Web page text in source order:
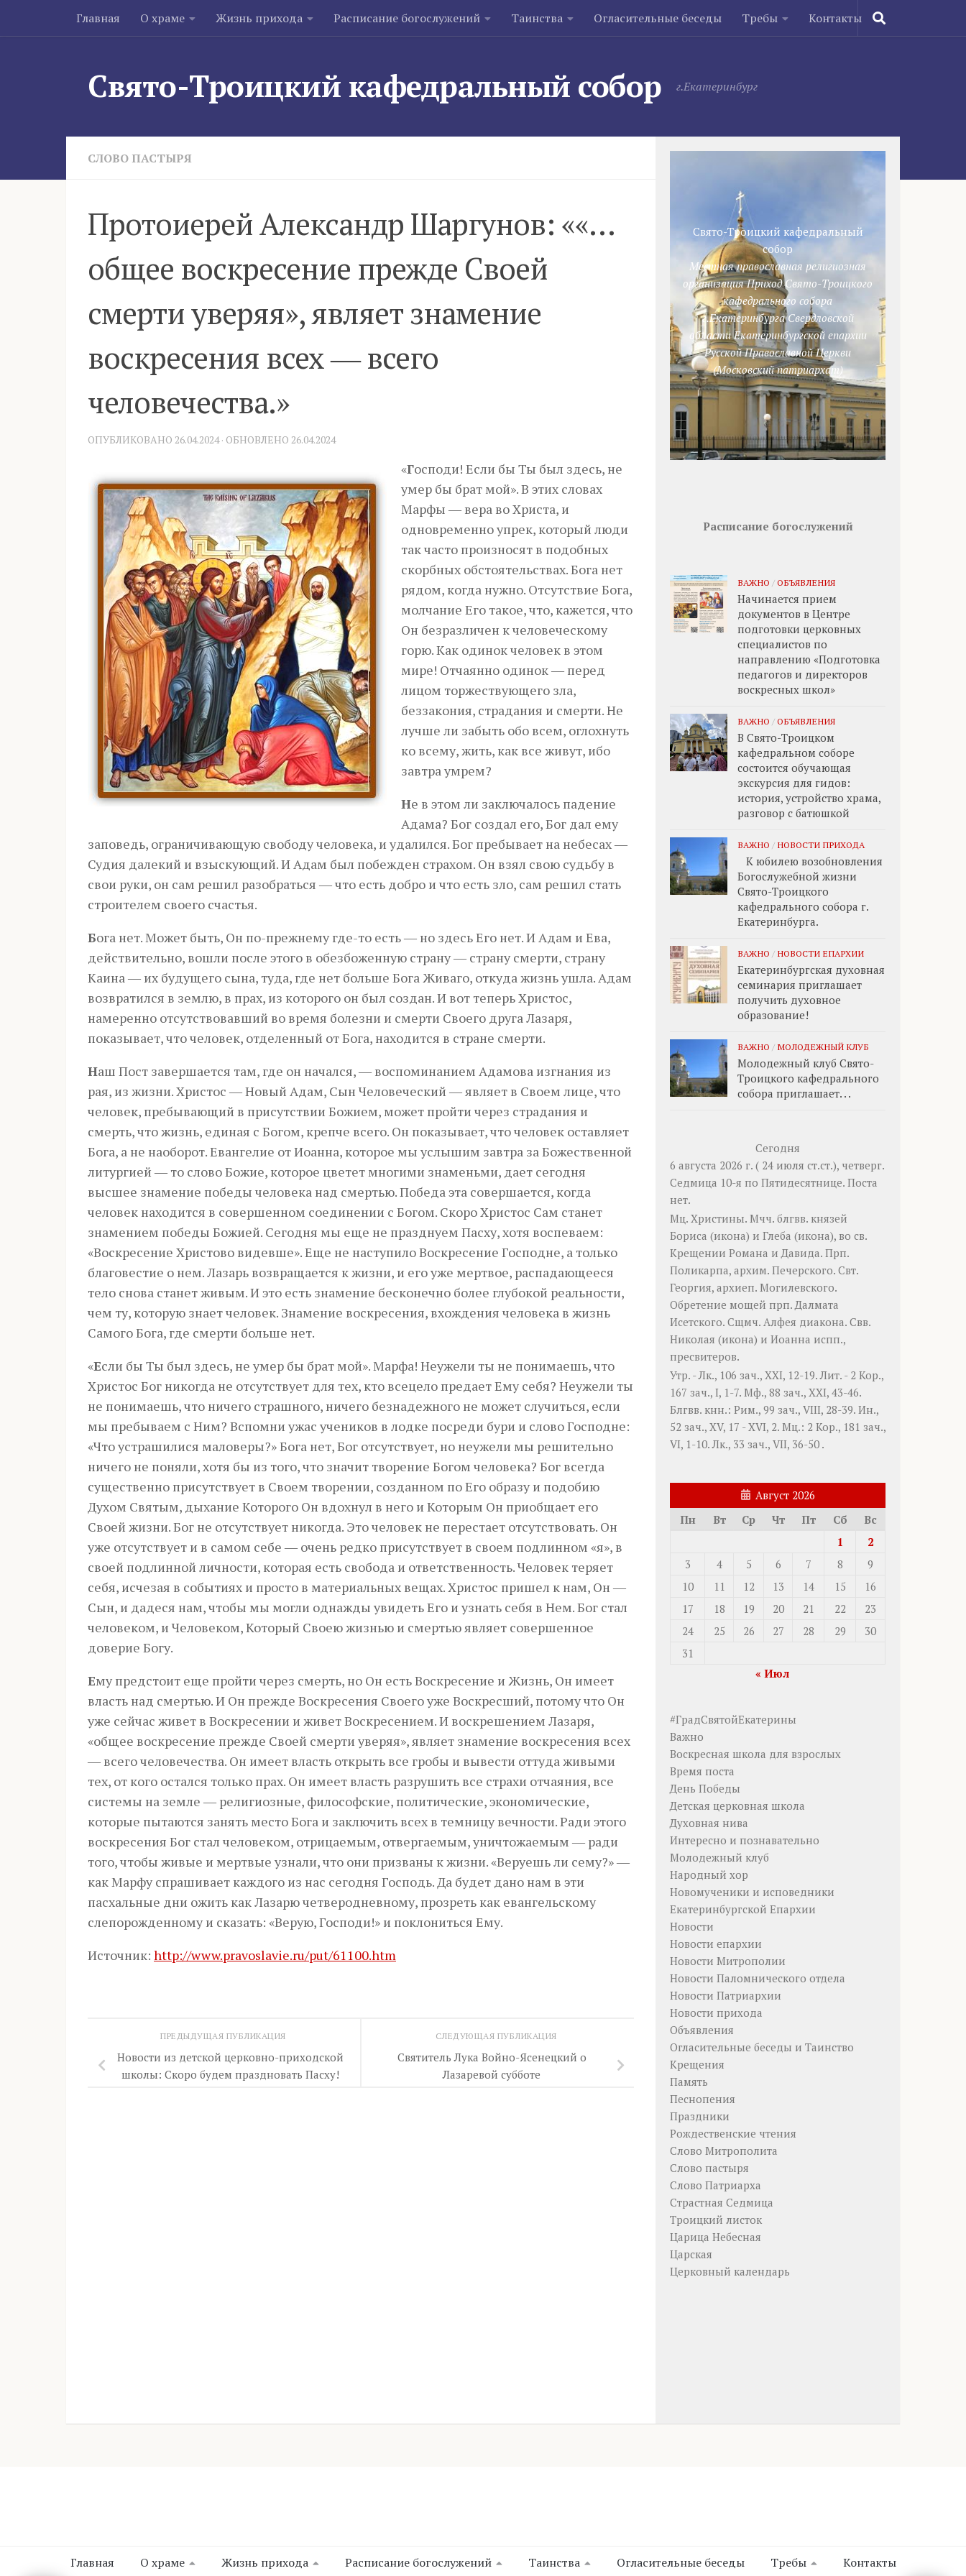
Skip to content
Главная О храме Жизнь прихода Расписание богослужений Таинства Огласительные беседы Требы Контакты
Свято-Троицкий кафедральный собор г.Екатеринбург
СЛОВО ПАСТЫРЯ
Протоиерей Александр Шаргунов: ««…
общее воскресение прежде Своей
смерти уверяя», являет знамение
воскресения всех ― всего
человечества.»
ОПУБЛИКОВАНО 26.04.2024· ОБНОВЛЕНО 26.04.2024
«Господи! Если бы Ты был здесь, не
умер бы брат мой». В этих словах
Марфы ― вера во Христа, и
одновременно упрек, который люди
так часто произносят в подобных
скорбных обстоятельствах. Бога нет
рядом, когда нужно. Отсутствие Бога,
молчание Его такое, что, кажется, что
Он безразличен к человеческому
горю. Как одинок человек в этом
мире! Отчаянно одинок ― перед
лицом торжествующего зла,
беззакония, страдания и смерти. Не
лучше ли забыть обо всем, оглохнуть
ко всему, жить, как все живут, ибо
завтра умрем?
Не в этом ли заключалось падение
Адама? Бог создал его, Бог дал ему
заповедь, ограничивающую свободу человека, и удалился. Бог пребывает на небесах ―
Судия далекий и взыскующий. И Адам был побежден страхом. Он взял свою судьбу в
свои руки, он сам решил разобраться ― что есть добро и что есть зло, сам решил стать
строителем своего счастья.
Бога нет. Может быть, Он по-прежнему где-то есть ― но здесь Его нет. И Адам и Ева,
действительно, вошли после этого в обезбоженную страну ― страну смерти, страну
Каина ― их будущего сына, туда, где нет больше Бога Живаго, откуда жизнь ушла. Адам
возвратился в землю, в прах, из которого он был создан. И вот теперь Христос,
намеренно отсутствовавший во время болезни и смерти Своего друга Лазаря,
показывает, что человек, отделенный от Бога, находится в стране смерти.
Наш Пост завершается там, где он начался, ― воспоминанием Адамова изгнания из
рая, из жизни. Христос ― Новый Адам, Сын Человеческий ― являет в Своем лице, что
человек, пребывающий в присутствии Божием, может пройти через страдания и
смерть, что жизнь, единая с Богом, крепче всего. Он показывает, что человек оставляет
Бога, а не наоборот. Евангелие от Иоанна, которое мы услышим завтра за Божественной
литургией ― то слово Божие, которое цветет многими знаменьми, дает сегодня
высшее знамение победы человека над смертью. Победа эта совершается, когда
человек находится в совершенном соединении с Богом. Скоро Христос Сам станет
знамением победы Божией. Сегодня мы еще не празднуем Пасху, хотя воспеваем:
«Воскресение Христово видевше». Еще не наступило Воскресение Господне, а только
благовестие о нем. Лазарь возвращается к жизни, и его уже мертвое, распадающееся
тело снова станет живым. И это есть знамение бесконечно более глубокой реальности,
чем ту, которую знает человек. Знамение воскресения, вхождения человека в жизнь
Самого Бога, где смерти больше нет.
«Если бы Ты был здесь, не умер бы брат мой». Марфа! Неужели ты не понимаешь, что
Христос Бог никогда не отсутствует для тех, кто всецело предает Ему себя? Неужели ты
не понимаешь, что ничего страшного, ничего безнадежного не может случиться, если
мы пребываем с Ним? Вспомни ужас учеников в лодке посреди бури и слово Господне:
«Что устрашилися маловеры?» Бога нет, Бог отсутствует, но неужели мы решительно
ничего не поняли, хотя бы из того, что значит творение Богом человека? Бог всегда
существенно присутствует в Своем творении, созданном по Его образу и подобию
Духом Святым, дыхание Которого Он вдохнул в него и Которым Он приобщает его
Своей жизни. Бог не отсутствует никогда. Это человек не перестает отсутствовать. Он
уже отсутствует и в самом себе ― очень редко присутствует в своем подлинном «я», в
своей подлинной личности, которая есть свобода и ответственность. Человек теряет
себя, исчезая в событиях и просто в материальных вещах. Христос пришел к нам, Он ―
Сын, и дадеся нам, чтобы мы могли однажды увидеть Его и узнать себя в Нем. Бог стал
человеком, и Человеком, Который Своею жизнью и смертью являет совершенное
доверие Богу.
Ему предстоит еще пройти через смерть, но Он есть Воскресение и Жизнь, Он имеет
власть над смертью. И Он прежде Воскресения Своего уже Воскресший, потому что Он
уже сейчас живет в Воскресении и живет Воскресением. И воскрешением Лазаря,
«общее воскресение прежде Своей смерти уверяя», являет знамение воскресения всех
― всего человечества. Он имеет власть открыть все гробы и вывести оттуда живыми
тех, от кого остался только прах. Он имеет власть разрушить все страхи отчаяния, все
системы на земле ― религиозные, философские, политические, экономические,
которые пытаются занять место Бога и заключить всех в темницу вечности. Ради этого
воскресения Бог стал человеком, отрицаемым, отвергаемым, уничтожаемым ― ради
того, чтобы живые и мертвые узнали, что они призваны к жизни. «Веруешь ли сему?» ―
как Марфу спрашивает каждого из нас сегодня Господь. Да будет дано нам в эти
пасхальные дни ожить как Лазарю четверодневному, прозреть как евангельскому
слепорожденному и сказать: «Верую, Господи!» и поклониться Ему.
Источник: http://www.pravoslavie.ru/put/61100.htm
СЛЕДУЮЩАЯ ПУБЛИКАЦИЯ
Святитель Лука Войно-Ясенецкий о
Лазаревой субботе
ПРЕДЫДУЩАЯ ПУБЛИКАЦИЯ
Новости из детской церковно-приходской
школы: Скоро будем праздновать Пасху!
Свято-Троицкий кафедральный
собор
Местная православная религиозная
организация Приход Свято-Троицкого
кафедрального собора
г.Екатеринбурга Свердловской
области Екатеринбургской епархии
Русской Православной Церкви
(Московский патриархат)
Расписание богослужений
ВАЖНО / ОБЪЯВЛЕНИЯ
Начинается прием
документов в Центре
подготовки церковных
специалистов по
направлению «Подготовка
педагогов и директоров
воскресных школ»
ВАЖНО / ОБЪЯВЛЕНИЯ
В Свято-Троицком
кафедральном соборе
состоится обучающая
экскурсия для гидов:
история, устройство храма,
разговор с батюшкой
ВАЖНО / НОВОСТИ ПРИХОДА
К юбилею возобновления
Богослужебной жизни
Свято-Троицкого
кафедрального собора г.
Екатеринбурга.
ВАЖНО / НОВОСТИ ЕПАРХИИ
Екатеринбургская духовная
семинария приглашает
получить духовное
образование!
ВАЖНО / МОЛОДЕЖНЫЙ КЛУБ
Молодежный клуб Свято-
Троицкого кафедрального
собора приглашает. . .
Сегодня
6 августа 2026 г. ( 24 июля ст.ст.), четверг.
Седмица 10-я по Пятидесятнице. Поста
нет.
Мц. Христины. Мчч. блгвв. князей
Бориса (икона) и Глеба (икона), во св.
Крещении Романа и Давида. Прп.
Поликарпа, архим. Печерского. Свт.
Георгия, архиеп. Могилевского.
Обретение мощей прп.Далмата
Исетского. Сщмч. Алфея диакона. Свв.
Николая (икона) и Иоанна испп.,
пресвитеров.
Утр. -Лк., 106 зач., XXI, 12-19.Лит. - 2 Кор.,
167 зач., I, 1-7. Мф., 88 зач., XXI, 43-46.
Блгвв. кнн.: Рим., 99 зач., VIII, 28-39. Ин.,
52 зач., XV, 17 - XVI, 2. Мц.: 2 Кор., 181 зач.,
VI, 1-10. Лк., 33 зач., VII, 36-50 .
Август 2026
Пн
Вт Ср Чт Пт Сб
Вс
1
2
3
4 5 6 7 8
9
10
11 12 13 14 15
16
17
18 19 20 21 22
23
24
25 26 27 28 29
30
31
« Июл
#ГрадСвятойЕкатерины
Важно
Воскресная школа для взрослых
Время поста
День Победы
Детская церковная школа
Духовная нива
Интересно и познавательно
Молодежный клуб
Народный хор
Новомученики и исповедники
Екатеринбургской Епархии
Новости
Новости епархии
Новости Митрополии
Новости Паломнического отдела
Новости Патриархии
Новости прихода
Объявления
Огласительные беседы и Таинство
Крещения
Память
Песнопения
Праздники
Рождественские чтения
Слово Митрополита
Слово пастыря
Слово Патриарха
Страстная Седмица
Троицкий листок
Царица Небесная
Царская
Церковный календарь
Главная О храме Жизнь прихода Расписание богослужений Таинства Огласительные беседы Требы Контакты